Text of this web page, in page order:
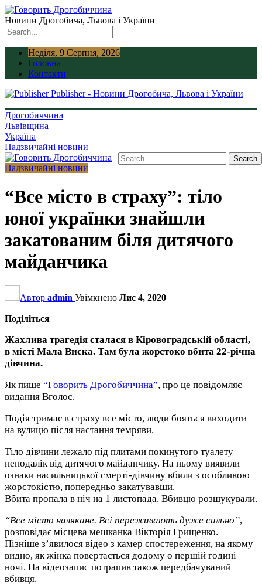
Новини Дрогобича, Львова і України
Неділя, 9 Серпня, 2026
Головна
Контакти
Publisher - Новини Дрогобича, Львова і України
Дрогобиччина
Львівщина
Україна
Надзвичайні новини
Надзвичайні новини
“Все місто в страху”: тіло
юної українки знайшли
закатованим біля дитячого
майданчика
Автор admin Увімкнено Лис 4, 2020
Поділіться
Жахлива трагедія сталася в Кіровоградській області,
в місті Мала Виска. Там була жорстоко вбита 22-річна
дівчина.
Як пише “Говорить Дрогобиччина”, про це повідомляє
видання Вголос.
Подія тримає в страху все місто, люди бояться виходити
на вулицю після настання темряви.
Тіло дівчини лежало під плитами покинутого туалету
неподалік від дитячого майданчику. На ньому виявили
ознаки насильницької смерті-дівчину вбили з особливою
жорстокістю, попередньо закатувавши.
Вбита пропала в ніч на 1 листопада. Вбивцю розшукували.
“Все місто налякане. Всі переживають дуже сильно”, –
розповідає місцева мешканка Вікторія Грищенко.
Пізніше з’явилося відео з камер спостереження, на якому
видно, як жінка повертається додому о першій годині
ночі. На відеозапис потрапив також передбачуваний
вбивця.